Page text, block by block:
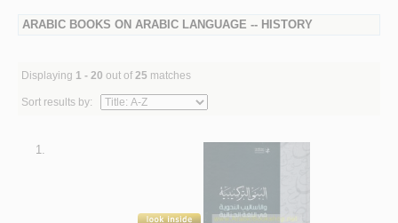
ARABIC BOOKS ON ARABIC LANGUAGE -- HISTORY
Displaying 1 - 20 out of 25 matches
Sort results by:
1.